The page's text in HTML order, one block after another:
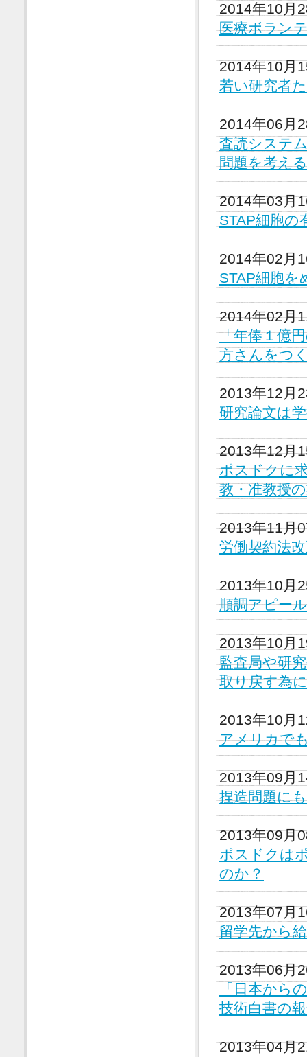
2014年10月
医療ボラン
2014年10月
若い研究者
2014年06月
査読システ
問題を考える
2014年03月
STAP細胞の
2014年02月
STAP細胞を
2014年02月
「年俸１億
方さんをつ
2013年12月
研究論文は
2013年12月
ポスドクに
教・准教授
2013年11月
労働契約法
2013年10月
順調アピー
2013年10月
監査局や研
取り戻す為
2013年10月
アメリカで
2013年09月
捏造問題に
2013年09月
ポスドクは
のか？
2013年07月
留学先から
2013年06月
「日本から
技術白書の
2013年04月